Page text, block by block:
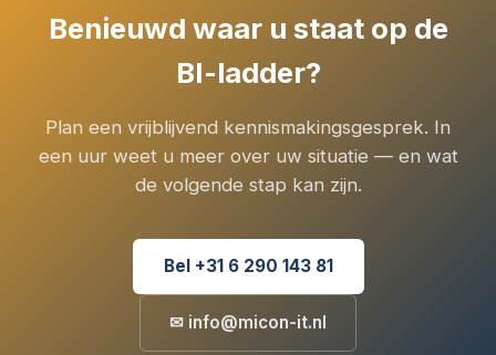
Benieuwd waar u staat op de
BI-ladder?
Plan een vrijblijvend kennismakingsgesprek. In
een uur weet u meer over uw situatie — en wat
de volgende stap kan zijn.
Bel +31 6 290 143 81
✉ info@micon-it.nl